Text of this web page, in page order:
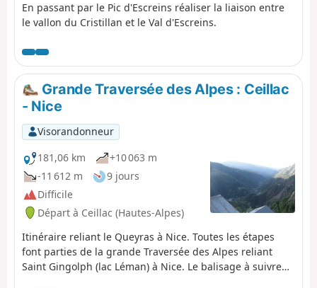
En passant par le Pic d'Escreins réaliser la liaison entre
le vallon du Cristillan et le Val d'Escreins.
Grande Traversée des Alpes : Ceillac
- Nice
Visorandonneur
181,06 km
+10 063 m
-11 612 m
9 jours
Difficile
Départ à Ceillac (Hautes-Alpes)
Itinéraire reliant le Queyras à Nice. Toutes les étapes
font parties de la grande Traversée des Alpes reliant
Saint Gingolph (lac Léman) à Nice. Le balisage à suivre